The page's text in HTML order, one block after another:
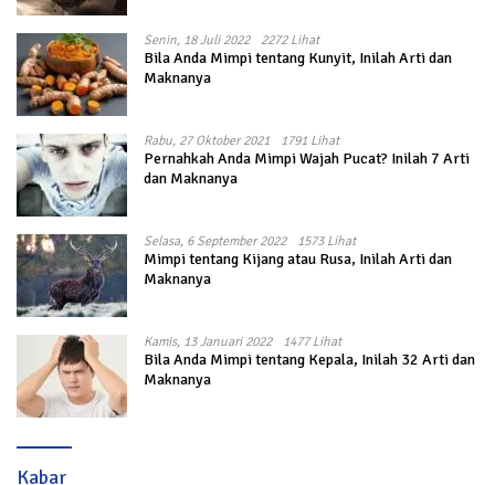
Senin, 18 Juli 2022 2272 Lihat
Bila Anda Mimpi tentang Kunyit, Inilah Arti dan
Maknanya
Rabu, 27 Oktober 2021 1791 Lihat
Pernahkah Anda Mimpi Wajah Pucat? Inilah 7 Arti
dan Maknanya
Selasa, 6 September 2022 1573 Lihat
Mimpi tentang Kijang atau Rusa, Inilah Arti dan
Maknanya
Kamis, 13 Januari 2022 1477 Lihat
Bila Anda Mimpi tentang Kepala, Inilah 32 Arti dan
Maknanya
Kabar